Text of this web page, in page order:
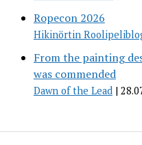
Ropecon 2026
Hikinörtin
From the painting
was commended
Dawn of the Lead